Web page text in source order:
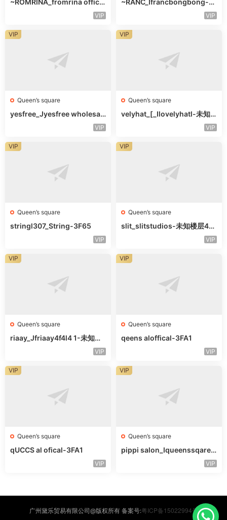
~ROMRINA_fromrina officia
VIP
~RANC_Ifrancbongbong-未
VIP
Queen’s square
yesfree_Jyesfree wholesal
VIP
VIP
Queen’s square
velyhat_[_Ilovelyhatl-未知
VIP
VIP
Queen’s square
stringl307_String-3F65
VIP
VIP
Queen’s square
slit_slitstudios-未知楼层415
VIP
VIP
Queen’s square
riaay_Jfriaay4f4l4 1-未知楼
VIP
VIP
Queen’s square
qeens aloffical-3FA1
VIP
VIP
Queen’s square
qUCCS al ofical-3FA1
VIP
VIP
Queen’s square
pippi salon_Iqueenssqareo
VIP
VIP
广州黛乐贸易有限公司@版权所有 备案号:粤ICP备15022994号